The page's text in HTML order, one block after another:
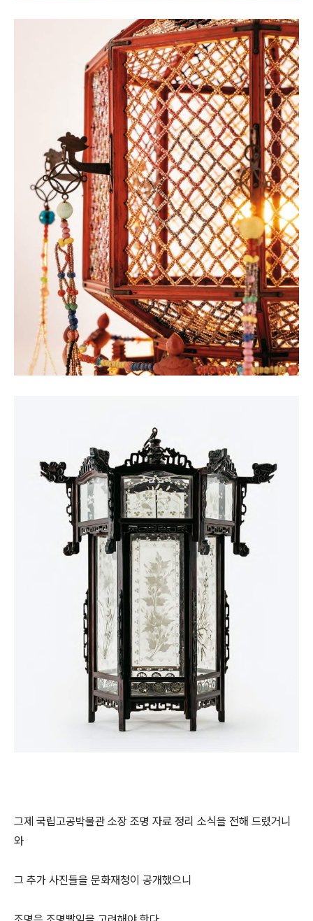
그제 국립고공박물관 소장 조명 자료 정리 소식을 전해 드렸거니
와
그 추가 사진들을 문화재청이 공개했으니